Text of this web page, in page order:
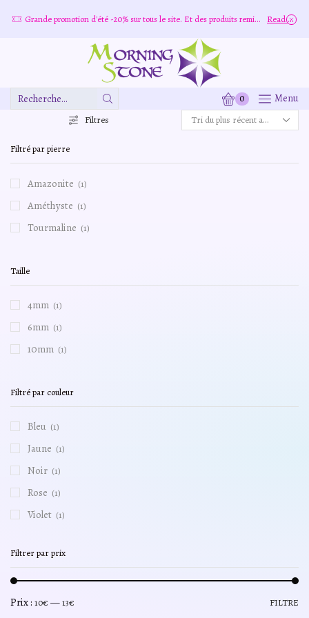
Grande promotion d'été -20% sur tous le site. Et des produits remisé indépendamment Read more
Zone
De
De
Recherche
0 Menu
Filtres
Filtré par pierre
Amazonite (1)
Améthyste (1)
Tourmaline (1)
Taille
4mm (1)
6mm (1)
10mm (1)
Filtré par couleur
Bleu (1)
Jaune (1)
Noir (1)
Rose (1)
Violet (1)
Filtrer par prix
FILTRE
Prix : 10€ —13€